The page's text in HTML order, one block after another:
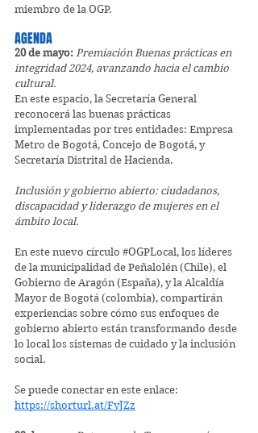
miembro de la OGP.
AGENDA
20 de mayo: Premiación Buenas prácticas en
integridad 2024, avanzando hacia el cambio
cultural.
En este espacio, la Secretaría General
reconocerá las buenas prácticas
implementadas por tres entidades: Empresa
Metro de Bogotá, Concejo de Bogotá, y
Secretaría Distrital de Hacienda.
Inclusión y gobierno abierto: ciudadanos,
discapacidad y liderazgo de mujeres en el
ámbito local.
En este nuevo círculo #OGPLocal, los líderes
de la municipalidad de Peñalolén (Chile), el
Gobierno de Aragón (España), y la Alcaldía
Mayor de Bogotá (colombia), compartirán
experiencias sobre cómo sus enfoques de
gobierno abierto están transformando desde
lo local los sistemas de cuidado y la inclusión
social.
Se puede conectar en este enlace:
https://shorturl.at/FyJZz